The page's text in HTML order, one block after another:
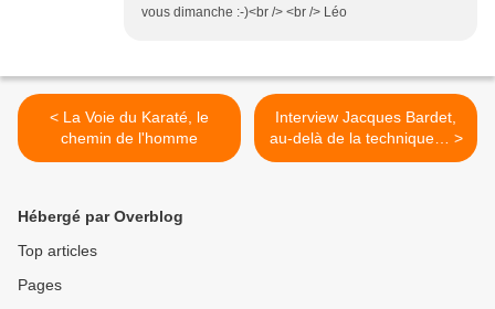
vous dimanche :-)<br /> <br /> Léo
< La Voie du Karaté, le
chemin de l'homme
Interview Jacques Bardet,
au-delà de la technique… >
Hébergé par Overblog
Top articles
Pages